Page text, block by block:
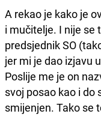
A rekao je kako je
i mučitelje. I nije se
predsjednik SO
jer mi je dao izjavu
Poslije me je on
svoj posao kao i do
smijenjen. Tako se